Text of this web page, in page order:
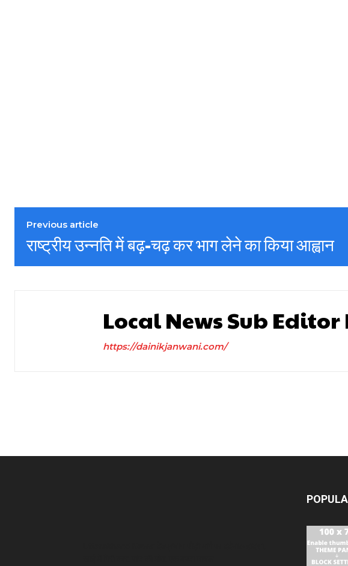
Previous article
राष्ट्रीय उन्नति में बढ़-चढ़ कर भाग लेने का किया आह्वान
Local News Sub
https://dainikjanwani.com/